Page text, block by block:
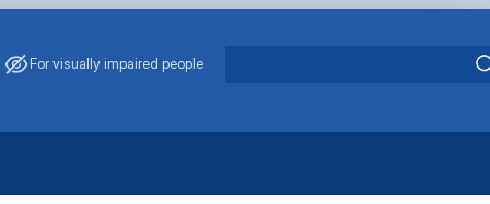
For visually impaired people
Saving